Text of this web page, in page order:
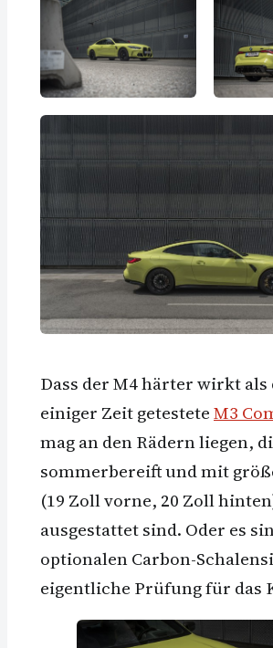
Dass der M4 härter wirkt als
einiger Zeit getesteteM3
mag an den Rädern liegen,
sommerbereift und mit
(19 Zoll vorne, 20 Zoll
ausgestattet sind. Oder es
optionalen Carbon-
eigentliche Prüfung für das